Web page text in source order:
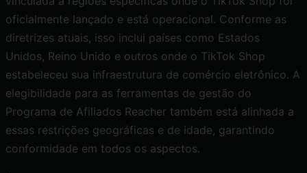
oficialmente lançado e está operacional. Conforme as
diretrizes atuais, isso inclui países como Estados
Unidos, Reino Unido e outros onde o TikTok Shop
estabeleceu sua infraestrutura de comércio eletrônico. A
elegibilidade para as ferramentas de gestão do
Programa de Afiliados Reacher também está alinhada a
essas restrições geográficas e de idade, garantindo
conformidade em todos os aspectos.